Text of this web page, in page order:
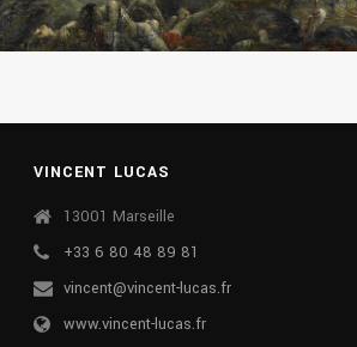
VINCENT LUCAS
13001 Marseille
+33 6 80 48 89 81
vincent@vincent-lucas.fr
www.vincent-lucas.fr